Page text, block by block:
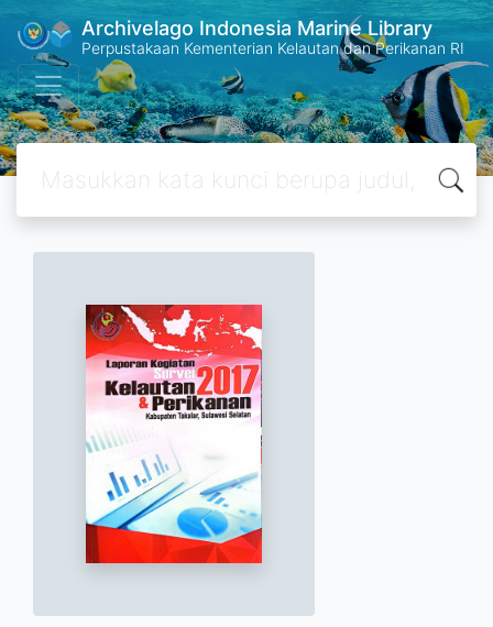
Archivelago Indonesia Marine Library
Perpustakaan Kementerian Kelautan dan Perikanan RI